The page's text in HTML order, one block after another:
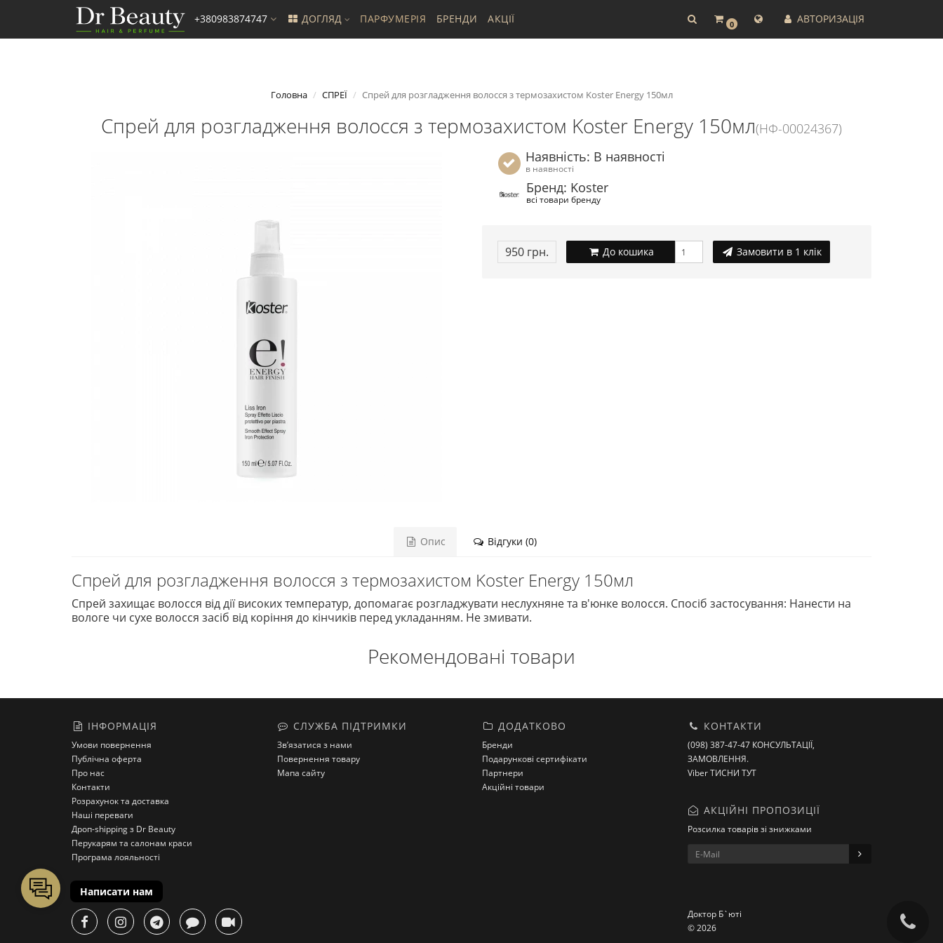
0 АВТОРИЗАЦІЯ
+380983874747 ДОГЛЯД ПАРФУМЕРІЯ БРЕНДИ АКЦІЇ
Головна СПРЕЇ Спрей для розгладження волосся з термозахистом Koster Energy 150мл
Спрей для розгладження волосся з термозахистом Koster Energy 150мл(НФ-00024367)
Наявність: В наявності
в наявності
Бренд: Koster
всі товари бренду
950 грн. До кошика Замовити в 1 клік
Опис Відгуки (0)
Спрей для розгладження волосся з термозахистом Koster Energy 150мл
Спрей захищає волосся від дії високих температур, допомагає розгладжувати неслухняне та в'юнке волосся. Спосіб застосування: Нанести на
вологе чи сухе волосся засіб від коріння до кінчиків перед укладанням. Не змивати.
Рекомендовані товари
ІНФОРМАЦІЯ
Умови повернення
Публічна оферта
Про нас
Контакти
Розрахунок та доставка
Наші переваги
Дроп-shipping з Dr Beauty
Перукарям та салонам краси
Програма лояльності
СЛУЖБА ПІДТРИМКИ
Зв’язатися з нами
Повернення товару
Мапа сайту
ДОДАТКОВО
Бренди
Подарункові сертифікати
Партнери
Акційні товари
КОНТАКТИ
(098) 387-47-47 КОНСУЛЬТАЦІЇ,
ЗАМОВЛЕННЯ.
Viber ТИСНИ ТУТ
АКЦІЙНІ ПРОПОЗИЦІЇ
Розсилка товарів зі знижками
Доктор Б`юті
© 2026